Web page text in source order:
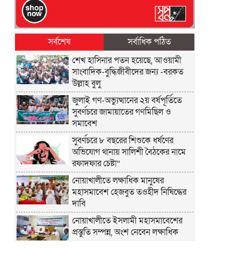
সর্বশেষ
সর্বাধিক পঠিত
শেখ হাসিনার পতন হয়েছে, আওয়ামী
সাংবাদিক-বুদ্ধিজীবীদের জন্য -বরকত
উল্লাহ বুলু
জুলাই গণ-অভ্যুত্থানের ২য় বর্ষপূর্তিতে
সুবর্ণচরে জামায়াতের গণমিছিল ও
সমাবেশ
সুবর্ণচরে ৮ বছরের শিশুকে ধর্ষণের
অভিযোগ থানায় সালিশী বৈঠকের নামে
রফাদফার চেষ্টা“
নোয়াখালীতে লক্ষাধিক মানুষের
মহাসমাবেশ হেজবুত তওহীদ নিষিদ্ধের
দাবি
নোয়াখালীতে ইসলামী মহাসমাবেশের
প্রস্তুতি সম্পন্ন, অংশ নেবেন লক্ষাধিক
মানুষ